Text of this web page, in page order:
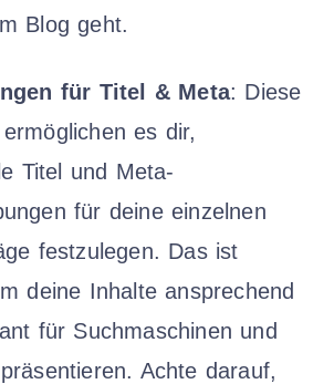
Blog geht.
für Titel & Meta: Diese
es dir,
Titel und Meta-
für deine einzelnen
festzulegen. Das ist
deine Inhalte ansprechend
für Suchmaschinen und
Achte darauf,